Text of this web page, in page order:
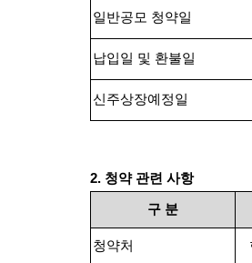
일반공모 청약일
납입일 및 환불일
신주상장예정일
2. 청약 관련 사항
구 분
청약처